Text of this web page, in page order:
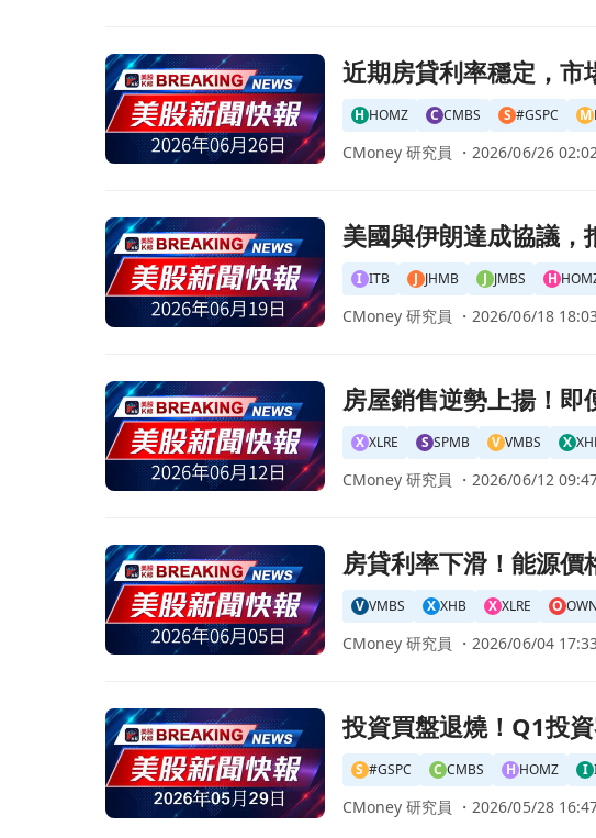
前往近期房貸利率穩定，市場密切關注聯準會政策影響頁面
近期房貸利率穩定，市
H HOMZ C CMBS S #GSPC M
CMoney 研究員 ・2026/06/26
前往美國與伊朗達成協議，抵押貸款利率一個月來首次下滑！
美國與伊朗達成協議，
I ITB J JHMB J JMBS H
CMoney 研究員 ・2026/06/18 18:03
前往房屋銷售逆勢上揚！即便抵押貸款利率攀升，市場信心回
房屋銷售逆勢上揚！
X XLRE S SPMB V VMBS X
CMoney 研究員 ・2026/06/12
前往房貸利率下滑！能源價格緩解，屋主急撤回上市創六年新
房貸利率下滑！能源
V VMBS X XHB X XLRE O
CMoney 研究員 ・2026/06/04 17:33
前往投資買盤退燒！Q1投資客購屋年減6%，創2020年來新低
投資買盤退燒！Q1投
S #GSPC C CMBS H HOMZ I
CMoney 研究員 ・2026/05/28